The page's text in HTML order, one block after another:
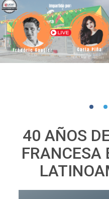
40 AÑOS
FRANCESA